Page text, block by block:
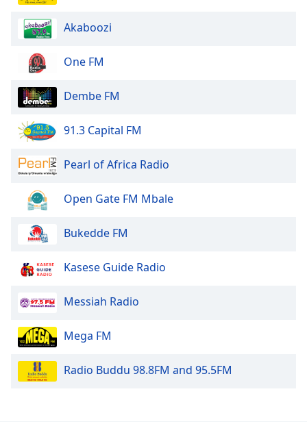
dialog
window.
close
window.
Text
Opacity
Background
Color
Opacity
Caption
Akaboozi
One FM
Dembe FM
91.3 Capital FM
Pearl of Africa Radio
Open Gate FM Mbale
Bukedde FM
Kasese Guide Radio
Messiah Radio
Mega FM
Radio Buddu 98.8FM and 95.5FM